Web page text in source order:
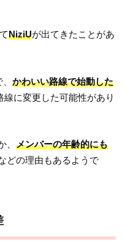
NiziUが出てきたことがあ
、かわいい路線で始動した
に変更した可能性があり
、メンバーの年齢的にも
どの理由もあるようで